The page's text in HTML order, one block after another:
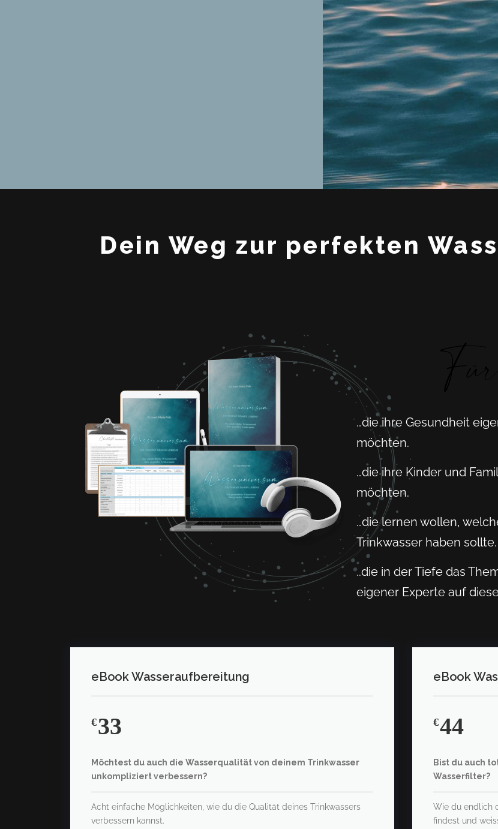
Dein Weg zur perfekten
…die ihre Gesundheit
möchten.
…die ihre Kinder und
möchten.
…die lernen wollen,
Trinkwasser haben sollte.
..die in der Tiefe das
eigener Experte auf
eBook Wasseraufbereitung
€33
Möchtest du auch die Wasserqualität von deinem Trinkwasser
unkompliziert verbessern?
Acht einfache Möglichkeiten, wie du die Qualität deines Trinkwassers
verbessern kannst.
eBook
€44
Bist du auch
Wasserfilter?
Wie du endlich
findest und